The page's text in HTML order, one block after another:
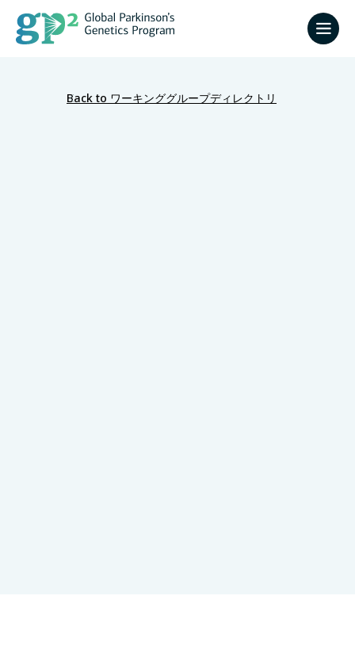
Back to ワーキンググループディレクトリ